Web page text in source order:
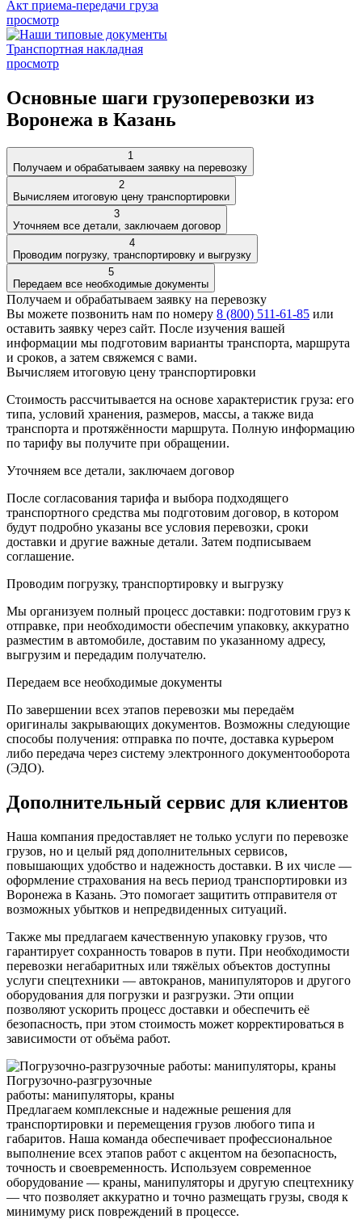
Акт приема-передачи груза
просмотр
Транспортная накладная
просмотр
Основные шаги грузоперевозки из
Воронежа в Казань
1
Получаем и обрабатываем заявку на перевозку
2
Вычисляем итоговую цену транспортировки
3
Уточняем все детали, заключаем договор
4
Проводим погрузку, транспортировку и выгрузку
5
Передаем все необходимые документы
Получаем и обрабатываем заявку на перевозку
Вы можете позвонить нам по номеру 8 (800) 511-61-85 или
оставить заявку через сайт. После изучения вашей
информации мы подготовим варианты транспорта, маршрута
и сроков, а затем свяжемся с вами.
Вычисляем итоговую цену транспортировки
Стоимость рассчитывается на основе характеристик груза: его
типа, условий хранения, размеров, массы, а также вида
транспорта и протяжённости маршрута. Полную информацию
по тарифу вы получите при обращении.
Уточняем все детали, заключаем договор
После согласования тарифа и выбора подходящего
транспортного средства мы подготовим договор, в котором
будут подробно указаны все условия перевозки, сроки
доставки и другие важные детали. Затем подписываем
соглашение.
Проводим погрузку, транспортировку и выгрузку
Мы организуем полный процесс доставки: подготовим груз к
отправке, при необходимости обеспечим упаковку, аккуратно
разместим в автомобиле, доставим по указанному адресу,
выгрузим и передадим получателю.
Передаем все необходимые документы
По завершении всех этапов перевозки мы передаём
оригиналы закрывающих документов. Возможны следующие
способы получения: отправка по почте, доставка курьером
либо передача через систему электронного документооборота
(ЭДО).
Дополнительный сервис для клиентов
Наша компания предоставляет не только услуги по перевозке
грузов, но и целый ряд дополнительных сервисов,
повышающих удобство и надежность доставки. В их числе —
оформление страхования на весь период транспортировки из
Воронежа в Казань. Это помогает защитить отправителя от
возможных убытков и непредвиденных ситуаций.
Также мы предлагаем качественную упаковку грузов, что
гарантирует сохранность товаров в пути. При необходимости
перевозки негабаритных или тяжёлых объектов доступны
услуги спецтехники — автокранов, манипуляторов и другого
оборудования для погрузки и разгрузки. Эти опции
позволяют ускорить процесс доставки и обеспечить её
безопасность, при этом стоимость может корректироваться в
зависимости от объёма работ.
Погрузочно-разгрузочные
работы: манипуляторы, краны
Предлагаем комплексные и надежные решения для
транспортировки и перемещения грузов любого типа и
габаритов. Наша команда обеспечивает профессиональное
выполнение всех этапов работ с акцентом на безопасность,
точность и своевременность. Используем современное
оборудование — краны, манипуляторы и другую спецтехнику
— что позволяет аккуратно и точно размещать грузы, сводя к
минимуму риск повреждений в процессе.